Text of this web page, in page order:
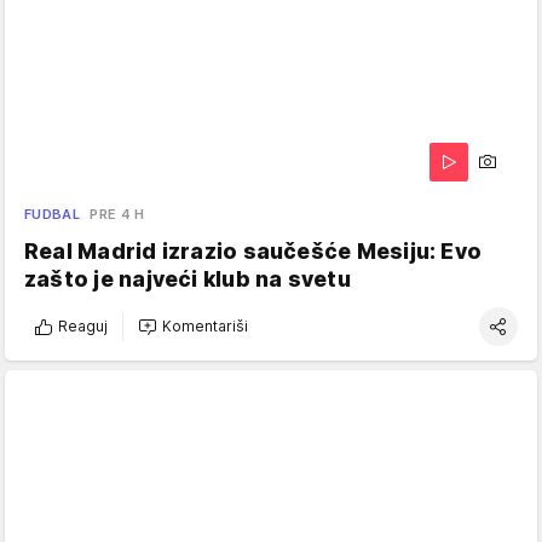
FUDBAL PRE 4 H
Real Madrid izrazio saučešće Mesiju: Evo
zašto je najveći klub na svetu
Reaguj Komentariši